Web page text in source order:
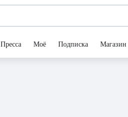
Пресса Моё Подписка Магазин